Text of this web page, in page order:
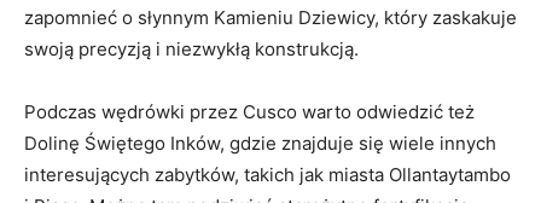
zapomnieć o słynnym‌ Kamieniu⁢ Dziewicy,⁤ który zaskakuje
swoją precyzją​ i niezwykłą konstrukcją.
Podczas wędrówki przez Cusco⁢ warto odwiedzić ⁢też
Dolinę Świętego Inków, gdzie znajduje się wiele innych
interesujących‌ zabytków, ⁢takich jak miasta Ollantaytambo